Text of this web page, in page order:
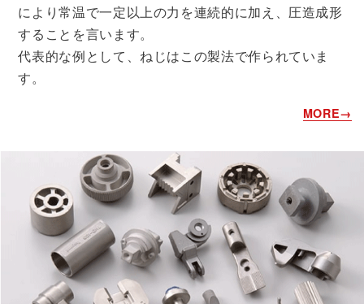
により常温で一定以上の力を連続的に加え、圧造成形
することを言います。
代表的な例として、ねじはこの製法で作られていま
す。